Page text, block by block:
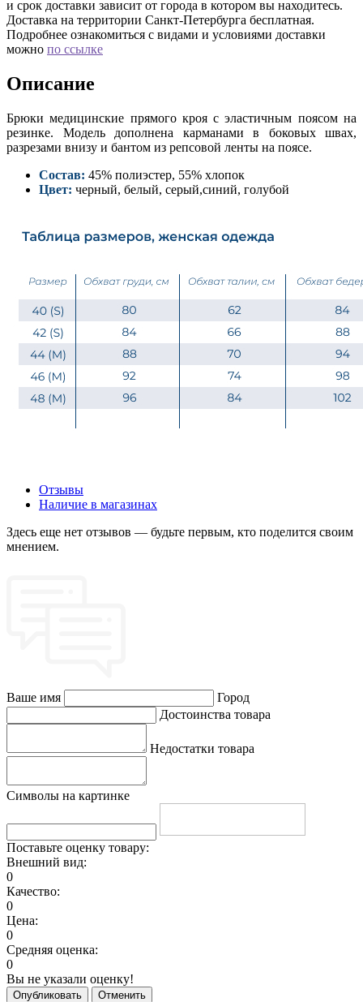
и срок доставки зависит от города в котором вы находитесь.
Доставка на территории Санкт-Петербурга бесплатная.
Подробнее ознакомиться с видами и условиями доставки
можно по ссылке
Описание
Брюки медицинские прямого кроя с эластичным поясом на
резинке. Модель дополнена карманами в боковых швах,
разрезами внизу и бантом из репсовой ленты на поясе.
Состав: 45% полиэстер, 55% хлопок
Цвет: черный, белый, серый,синий, голубой
Отзывы
Наличие в магазинах
Здесь еще нет отзывов — будьте первым, кто поделится своим
мнением.
Ваше имя
Город
Достоинства товара
Недостатки товара
Символы на картинке
Поставьте оценку товару:
Внешний вид:
0
Качество:
0
Цена:
0
Средняя оценка:
0
Вы не указали оценку!
Опубликовать Отменить